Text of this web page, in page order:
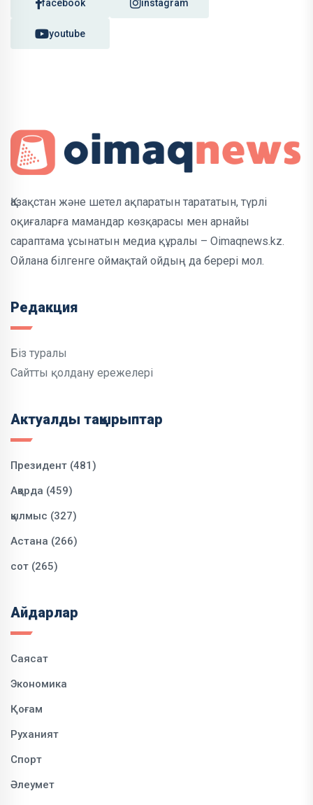
facebook instagram
youtube
Қазақстан және шетел ақпаратын тарататын, түрлі
оқиғаларға мамандар көзқарасы мен арнайы
сараптама ұсынатын медиа құралы – Oimaqnews.kz.
Ойлана білгенге оймақтай ойдың да берері мол.
Редакция
Біз туралы
Сайтты қолдану ережелері
Актуалды тақырыптар
Президент (481)
Ақорда (459)
қылмыс (327)
Астана (266)
сот (265)
Айдарлар
Саясат
Экономика
Қоғам
Руханият
Спорт
Әлеумет